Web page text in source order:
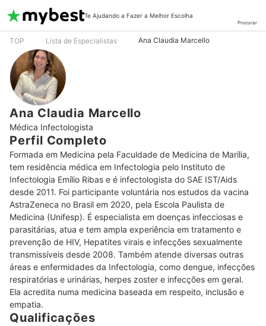
Te Ajudando a Fazer a Melhor Escolha
Procurar
TOP Lista de Especialistas Ana Claudia Marcello
Ana Claudia Marcello
Médica Infectologista
Perfil Completo
Formada em Medicina pela Faculdade de Medicina de Marília,
tem residência médica em Infectologia pelo Instituto de
Infectologia Emílio Ribas e é infectologista do SAE IST/Aids
desde 2011. Foi participante voluntária nos estudos da vacina
AstraZeneca no Brasil em 2020, pela Escola Paulista de
Medicina (Unifesp). É especialista em doenças infecciosas e
parasitárias, atua e tem ampla experiência em tratamento e
prevenção de HIV, Hepatites virais e infecções sexualmente
transmissíveis desde 2008. Também atende diversas outras
áreas e enfermidades da Infectologia, como dengue, infecções
respiratórias e urinárias, herpes zoster e infecções em geral.
Ela acredita numa medicina baseada em respeito, inclusão e
empatia.
Qualificações